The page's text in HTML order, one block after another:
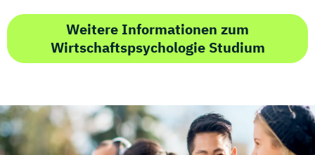
Weitere Informationen zum
Wirtschaftspsychologie Studium